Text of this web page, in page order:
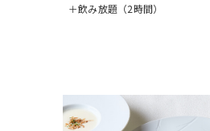
＋飲み放題（2時間）